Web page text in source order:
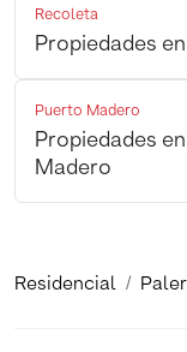
Recoleta
Propiedades
Puerto Madero
Propiedades
Madero
Residencial